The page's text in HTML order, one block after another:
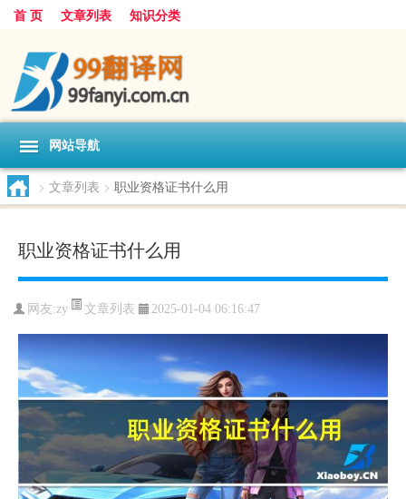
首 页 文章列表 知识分类
网站导航
> 文章列表 > 职业资格证书什么用
职业资格证书什么用
网友:zy 文章列表 2025-01-04 06:16:47